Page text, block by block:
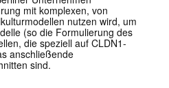
mit komplexen, von
nutzen wird, um
(so die Formulierung des
die speziell auf CLDN1-
anschließende
sind.